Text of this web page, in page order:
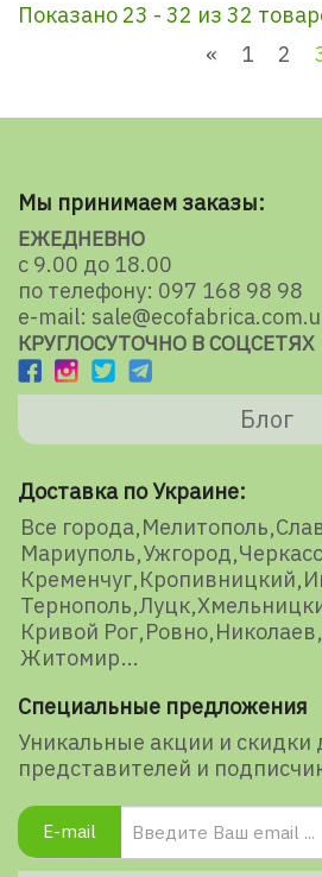
Показано 23 - 32 из 32
«
1 2
Мы принимаем заказы:
ЕЖЕДНЕВНО
с 9.00 до 18.00
по телефону: 097 168 98 98
e-mail:
КРУГЛОСУТОЧНО В СОЦСЕТЯХ
Блог
Доставка по Украине:
Все города Мелитополь
Мариуполь Ужгород
Кременчуг Кропивницкий
Тернополь Луцк
Кривой Рог Ровно Николаев
Житомир
Специальные предложения
Уникальные акции и скидки
представителей и
E-mail